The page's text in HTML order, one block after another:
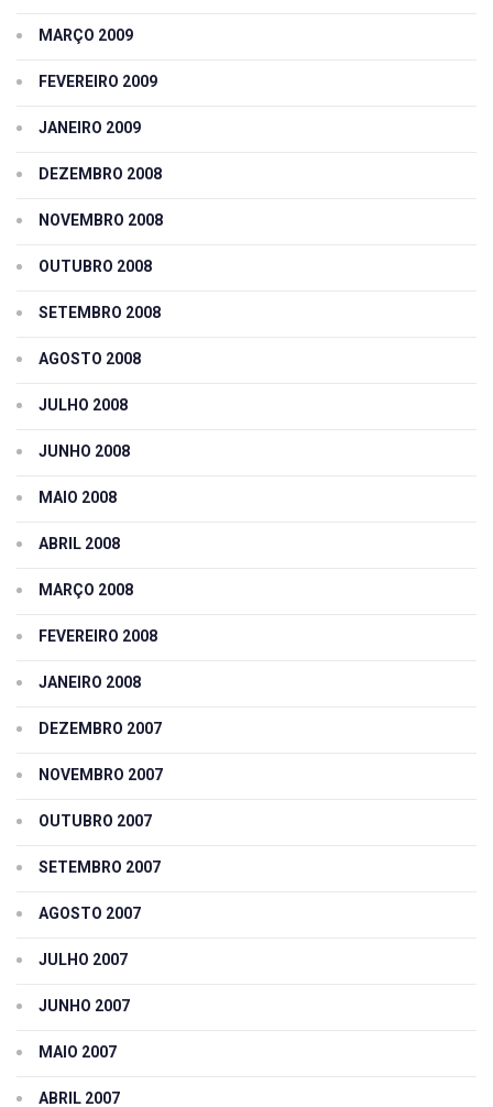
MARÇO 2009
FEVEREIRO 2009
JANEIRO 2009
DEZEMBRO 2008
NOVEMBRO 2008
OUTUBRO 2008
SETEMBRO 2008
AGOSTO 2008
JULHO 2008
JUNHO 2008
MAIO 2008
ABRIL 2008
MARÇO 2008
FEVEREIRO 2008
JANEIRO 2008
DEZEMBRO 2007
NOVEMBRO 2007
OUTUBRO 2007
SETEMBRO 2007
AGOSTO 2007
JULHO 2007
JUNHO 2007
MAIO 2007
ABRIL 2007